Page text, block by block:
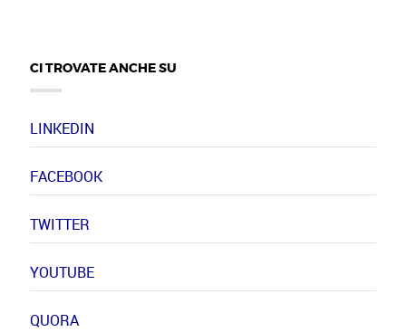
CI TROVATE ANCHE SU
LINKEDIN
FACEBOOK
TWITTER
YOUTUBE
QUORA